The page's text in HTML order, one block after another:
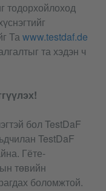
тодорхойлоход
Таwww.testdaf.de
та хэдэн ч
бол TestDaF
TestDaF
Гёте-
төвийн
боломжтой.